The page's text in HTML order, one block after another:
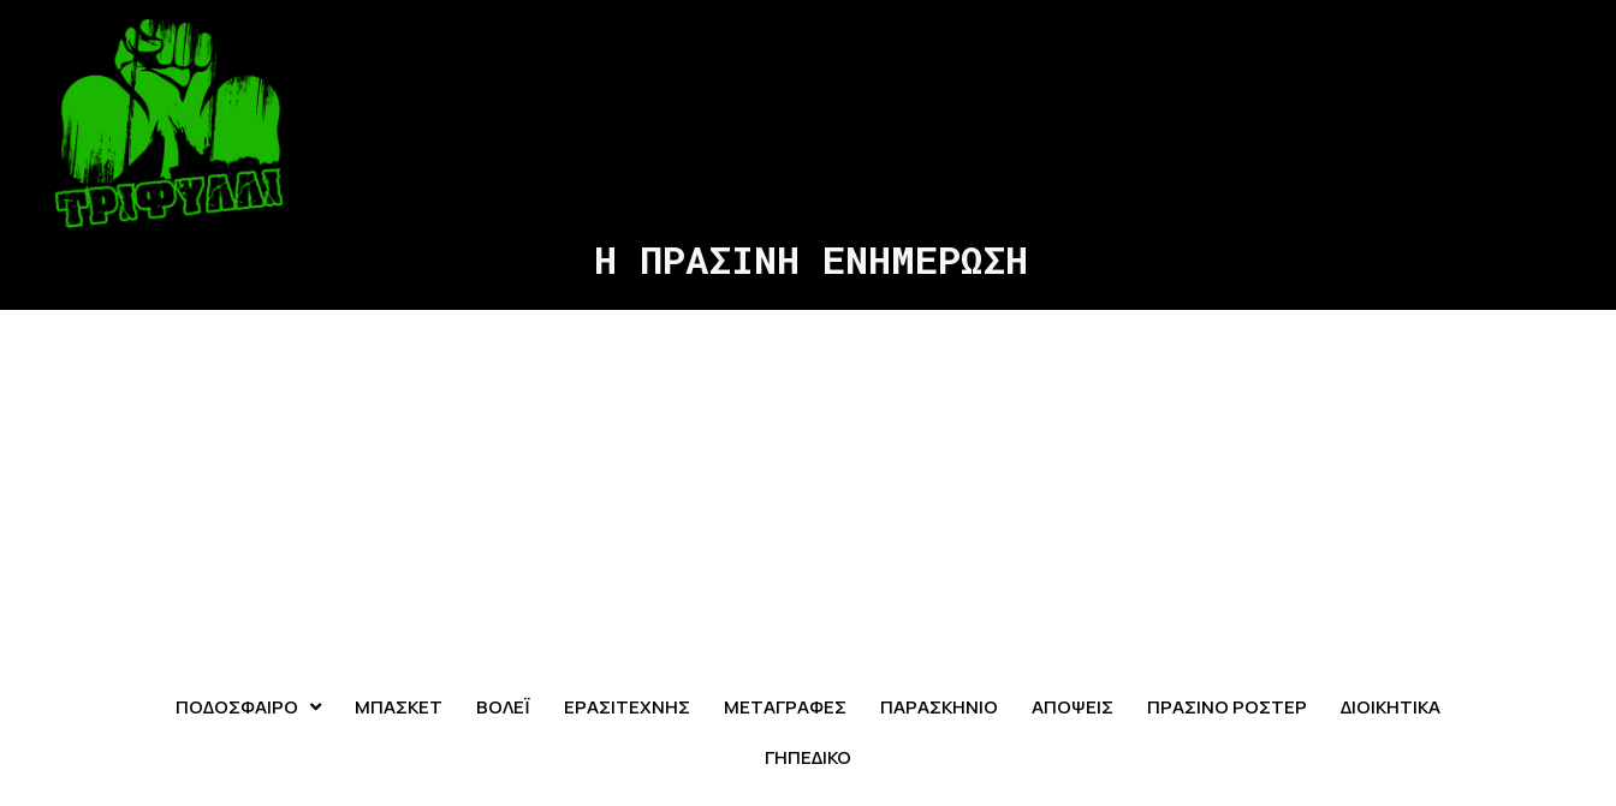
Η ΠΡΑΣΙΝΗ ΕΝΗΜΕΡΩΣΗ
ΠΟΔΟΣΦΑΙΡΟ ΜΠΑΣΚΕΤ ΒΟΛΕΪ ΕΡΑΣΙΤΕΧΝΗΣ ΜΕΤΑΓΡΑΦΕΣ ΠΑΡΑΣΚΗΝΙΟ ΑΠΟΨΕΙΣ ΠΡΑΣΙΝΟ ΡΟΣΤΕΡ
ΔΙΟΙΚΗΤΙΚΑ
ΓΗΠΕΔΙΚΟ